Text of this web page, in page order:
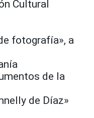
Cultural
fotografía», a
de la
de Díaz»